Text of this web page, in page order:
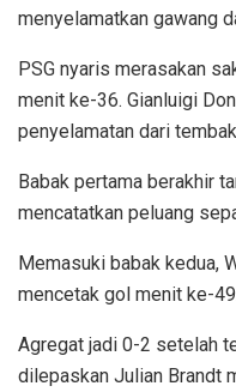
menyelamatkan gawang
PSG nyaris merasakan
menit ke-36. Gianluigi
penyelamatan dari
Babak pertama berakhir
mencatatkan peluang
Memasuki babak kedua,
mencetak gol menit ke-
Agregat jadi 0-2 setelah
dilepaskan Julian Brandt